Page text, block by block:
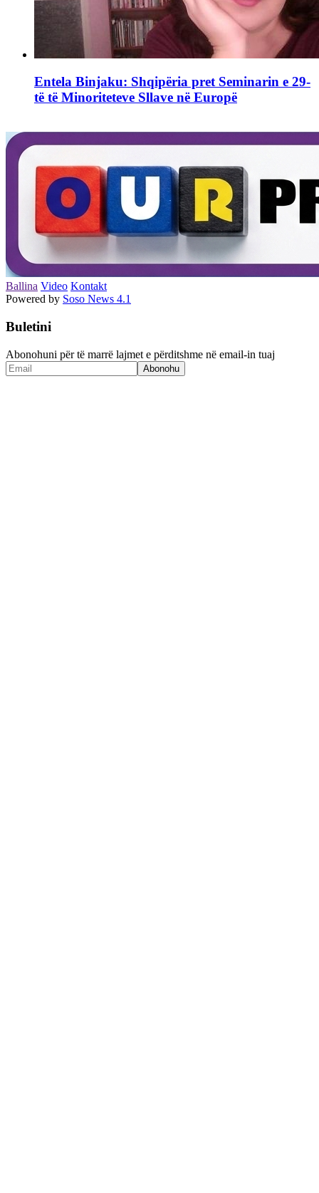
Entela Binjaku: Shqipëria pret Seminarin e 29-
të të Minoriteteve Sllave në Europë
Ballina Video Kontakt
Powered by Soso News 4.1
Buletini
Abonohuni për të marrë lajmet e përditshme në email-in tuaj
Abonohu